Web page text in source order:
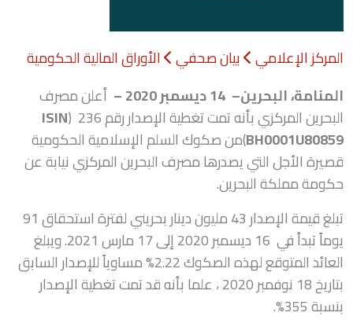
المركز الإعلامي بيان صحفي
الأوراق المالية الحكومية
المنامة، البحرين– 14 ديسمبر 2020
– أعلن مصرف
البحرين المركزي بأنه تمت تغطية الإصدار رقم 236 (
ISIN
BH0001U80859)من صكوك السلم الإسلامية الحكومية
قصيرة الأجل التي يصدرها مصرف البحرين المركزي نيابة عن
حكومة مملكة البحرين.
تبلغ قيمة الإصدار 43 مليون دينار بحريني لفترة استحقاق 91
يوماً تبدأ في 16 ديسمبر 2020 إلى 17 مارس 2021. ويبلغ
العائد المتوقع لهذه الصكوك 2.22% مساوياً للإصدار السابق
بتاريخ 18 نوفمبر 2020 ، علما بأنه قد تمت تغطية الإصدار
بنسبة 355%.